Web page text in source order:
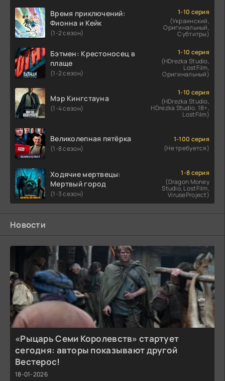
Время приключений:
Фионна и Кейк
(1-2 сезон)
1-10 серия
(Украинский,
Оригинальный,
Субтитры)
Бэтмен: Крестоносец в
плаще
(1-2 сезон)
1-10 серия
(HDrezka Studio,
LostFilm,
Оригинальный)
Мэр Кингстауна
(1-4 сезон)
1-10 серия
(HDrezka Studio,
HDrezka Studio. 18+,
LostFilm)
Великолепная пятёрка
(1-8 сезон)
1-100 серия
(Не требуется)
Ходячие мертвецы:
Мертвый город
(1-3 сезон)
1-8 серия
(Dragon Money
Studio, LostFilm,
ViruseProject)
Новости
«Рыцарь Семи Королевств» стартует
сегодня: авторы показывают другой
Вестерос!
18-01-2026